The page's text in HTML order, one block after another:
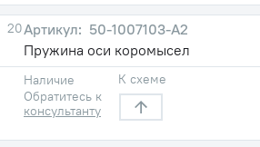
20
50-1007103-А2
Пружина оси коромысел
Наличие
Обратитесь к
консультанту
К схеме